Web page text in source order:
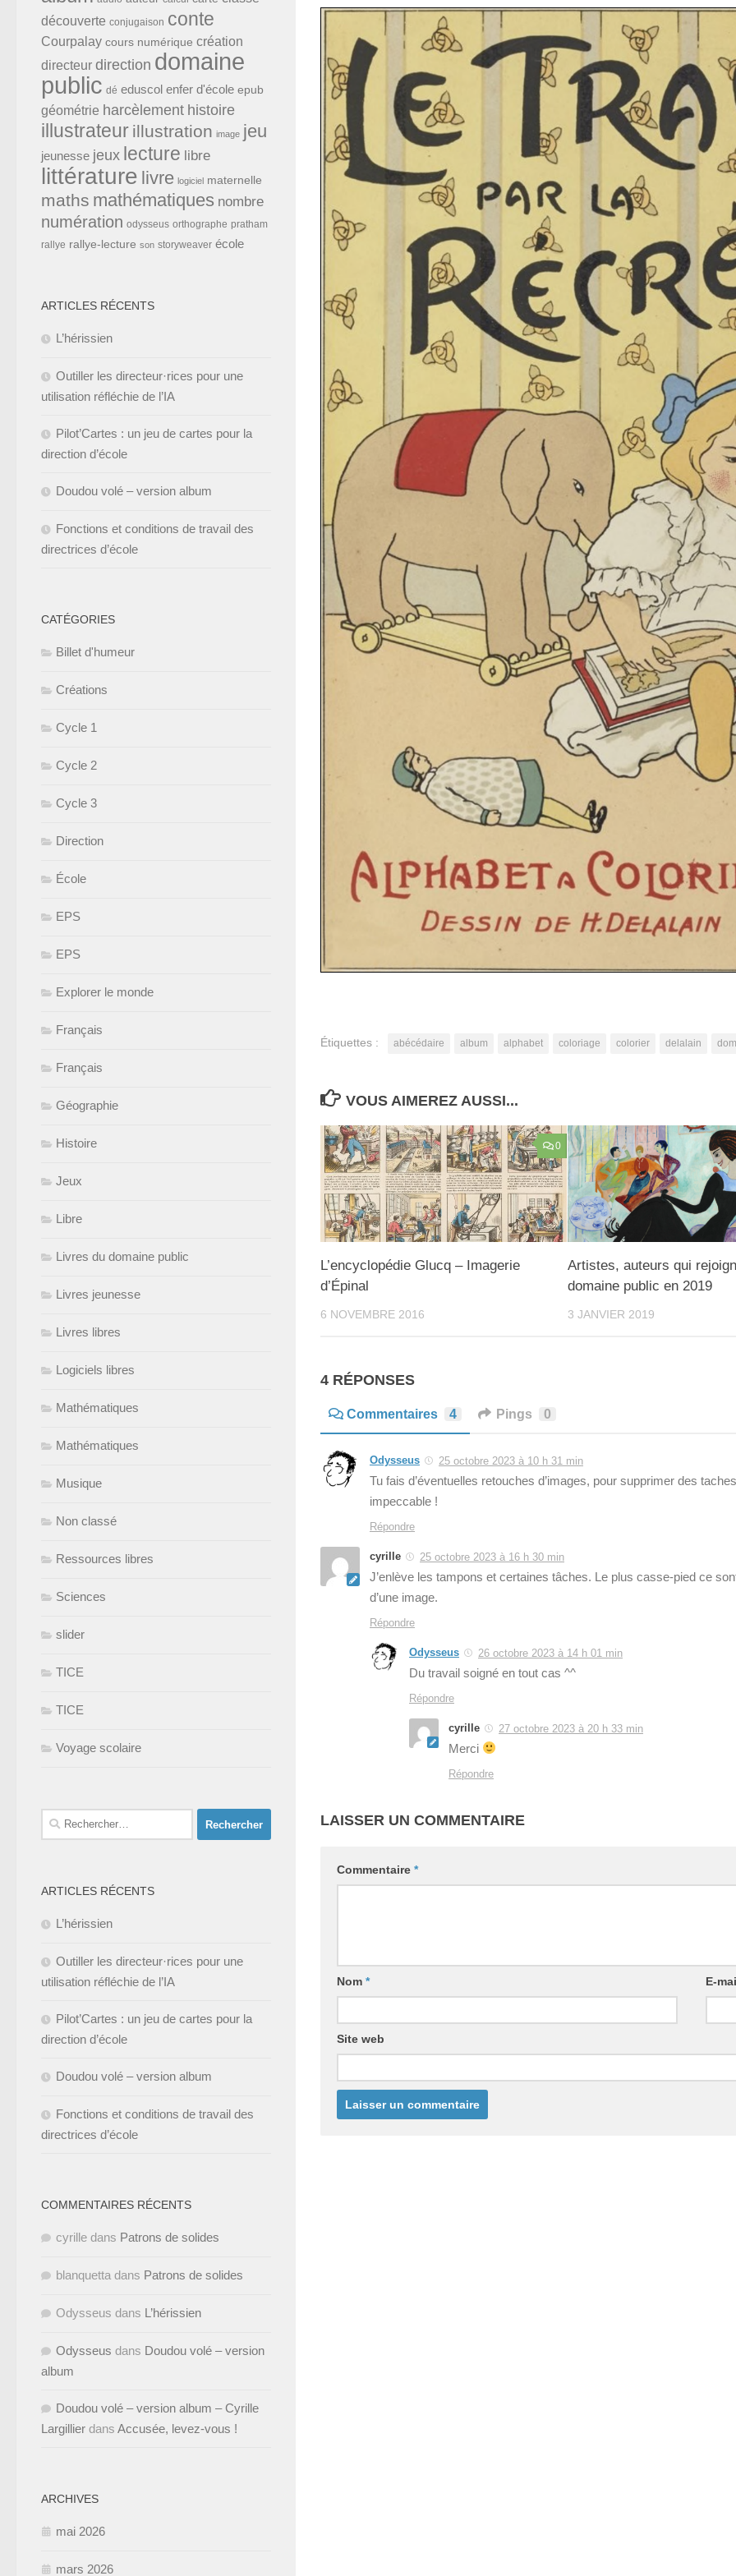
Étiquettes : abécédaire album alphabet coloriage colorier delalain
VOUS AIMEREZ AUSSI...
0
L’encyclopédie Glucq – Imagerie
d’Épinal
6 NOVEMBRE 2016
Artistes, auteurs qui
domaine public en 2019
3 JANVIER 2019
4 RÉPONSES
Commentaires 4 Pings 0
Odysseus 25 octobre 2023 à 10 h 31 min
Tu fais d’éventuelles retouches d’images, pour supprimer des
impeccable !
Répondre
cyrille 25 octobre 2023 à 16 h 30 min
J’enlève les tampons et certaines tâches. Le plus casse-pied ce
d’une image.
Répondre
Odysseus 26 octobre 2023 à 14 h 01 min
Du travail soigné en tout cas ^^
Répondre
cyrille 27 octobre 2023 à 20 h 33 min
Merci
Répondre
LAISSER UN COMMENTAIRE
Commentaire *
Nom * E-
Site web
découverte conjugaison conte
Courpalay cours numérique création
directeur direction domaine
public dé eduscol enfer d'école epub
géométrie harcèlement histoire
illustrateur illustration image jeu
jeunesse jeux lecture libre
littérature livre logiciel maternelle
maths mathématiques nombre
numération odysseus orthographe pratham
rallye rallye-lecture son storyweaver école
ARTICLES RÉCENTS
L’hérissien
Outiller les directeur·rices pour une
utilisation réfléchie de l’IA
Pilot’Cartes : un jeu de cartes pour la
direction d’école
Doudou volé – version album
Fonctions et conditions de travail des
directrices d’école
CATÉGORIES
Billet d'humeur
Créations
Cycle 1
Cycle 2
Cycle 3
Direction
École
EPS
EPS
Explorer le monde
Français
Français
Géographie
Histoire
Jeux
Libre
Livres du domaine public
Livres jeunesse
Livres libres
Logiciels libres
Mathématiques
Mathématiques
Musique
Non classé
Ressources libres
Sciences
slider
TICE
TICE
Voyage scolaire
Rechercher :
ARTICLES RÉCENTS
L’hérissien
Outiller les directeur·rices pour une
utilisation réfléchie de l’IA
Pilot’Cartes : un jeu de cartes pour la
direction d’école
Doudou volé – version album
Fonctions et conditions de travail des
directrices d’école
COMMENTAIRES RÉCENTS
cyrille dans Patrons de solides
blanquetta dans Patrons de solides
Odysseus dans L’hérissien
Odysseus dans Doudou volé – version
album
Doudou volé – version album – Cyrille
Largillier dans Accusée, levez-vous !
ARCHIVES
mai 2026
mars 2026